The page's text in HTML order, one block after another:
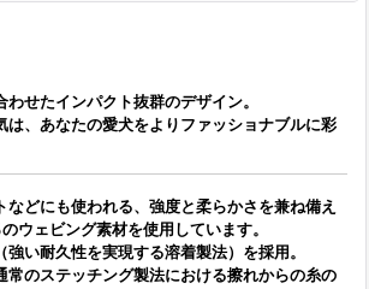
せたインパクト抜群のデザイン。
は、あなたの愛犬をよりファッショナブルに彩
などにも使われる、強度と柔らかさを兼ね備え
ウェビング素材を使用しています。
い耐久性を実現する溶着製法）を採用。
常のステッチング製法における擦れからの糸の